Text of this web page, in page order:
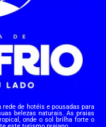
de hotéis e pousadas para
belezas naturais. As praias
onde o sol brilha forte o